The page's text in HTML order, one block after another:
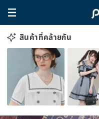
สินค้าที่คล้ายกัน